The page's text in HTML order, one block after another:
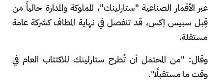
عبر الأقمار الصناعية "ستارلينك"، المملوكة والمدارة حالياً من
قِبل سبيس إكس، قد تنفصل في نهاية المطاف كشركة عامة
مستقلة.
وقال: "من المحتمل أن تُطرح ستارلينك للاكتتاب العام في
وقت ما مستقبلًا".